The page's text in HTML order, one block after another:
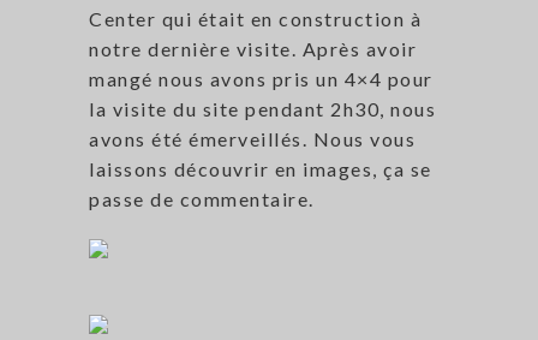
Center qui était en construction à
notre dernière visite. Après avoir
mangé nous avons pris un 4×4 pour
la visite du site pendant 2h30, nous
avons été émerveillés. Nous vous
laissons découvrir en images, ça se
passe de commentaire.